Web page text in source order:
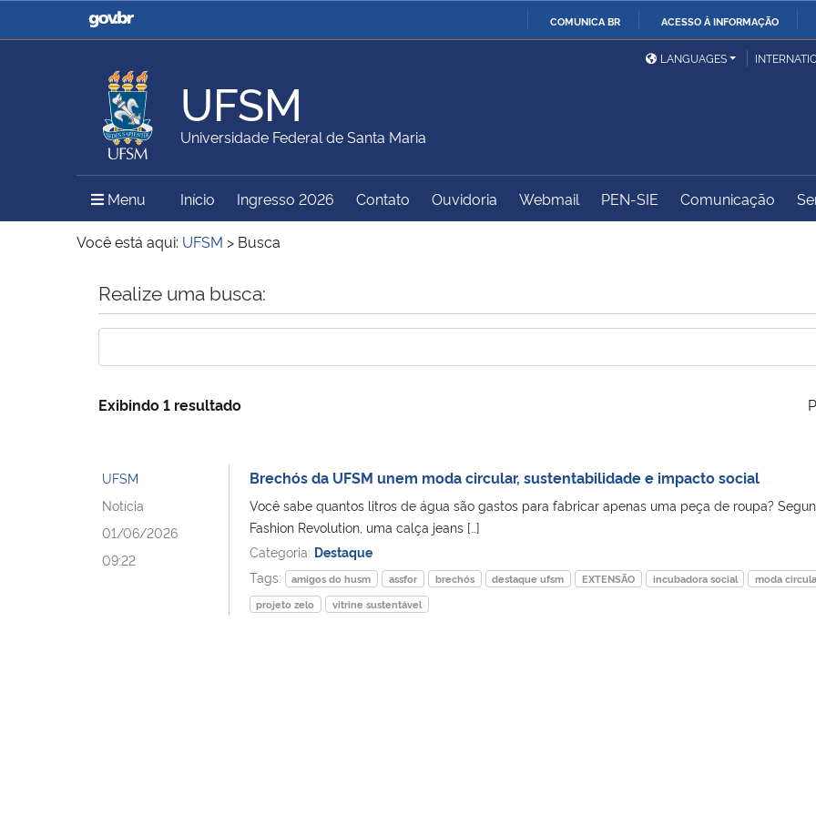
COMUNICA BR ACESSO À INFORMAÇÃO
Casa Civil
Ministério da Justiça e
Ministério da Defesa
Ministério das Relações
Exteriores
Ministério da Agricultura,
Pecuária e Abastecimento
Ministério da Educação
Ministério do Meio Ambiente Ministério do Turismo
Ministério do
Controladoria-Geral da
LANGUAGES
UFSM
Universidade Federal de Santa Maria
Menu Menu Principal do Sítio
Início Ingresso 2026 Contato Ouvidoria Webmail PEN-SIE Comunicação
Você está aqui: UFSM > Busca
Início do conteúdo
Realize uma busca:
Exibindo 1 resultado
UFSM
Notícia
01/06/2026
09:22
Brechós da UFSM unem moda circular, sustentabilidade e impacto social
Você sabe quantos litros de água são gastos para fabricar apenas uma peça de roupa?
Fashion Revolution, uma calça jeans […]
Categoria: Destaque
Tags:
amigos do husm assfor brechós destaque ufsm EXTENSÃO incubadora social
moda
projeto zelo
vitrine sustentável